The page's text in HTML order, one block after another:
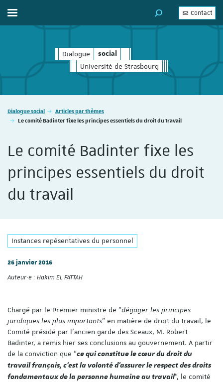
Dialogue social
social
Université de Strasbourg
Afficher / masquer le menu MOTEUR DE
Contact
Vous êtes ici :
Dialogue social
Articles par thèmes
Le comité Badinter fixe les principes essentiels du droit du travail
Le comité Badinter fixe les
principes essentiels du droit
du travail
Instances repésentatives du personnel
26 janvier 2016
Auteur·e : Hakim EL FATTAH
Chargé par le Premier ministre de "dégager les principes
juridiques les plus importants" en matière de droit du travail, le
Comité présidé par l'ancien garde des Sceaux, M. Robert
Badinter, a remis hier ses conclusions au gouvernement. A partir
de la conviction que "ce qui constitue le cœur du droit du
travail français, c’est la volonté d’assurer le respect des droits
fondamentaux de la personne humaine au travail", le comité